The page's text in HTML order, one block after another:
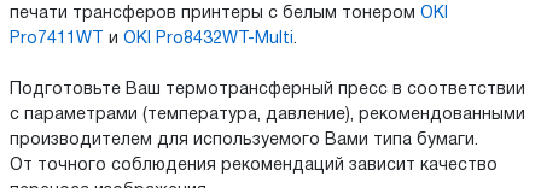
печати трансферов принтеры с белым тонером OKI
Pro7411WT
и OKI Pro8432WT-Multi .
Подготовьте Ваш термотрансферный пресс в соответствии
с параметрами (температура, давление), рекомендованными
производителем для используемого Вами типа бумаги.
От точного соблюдения рекомендаций зависит качество